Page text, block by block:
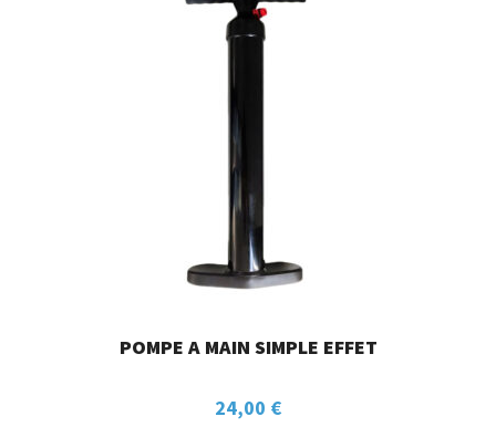
POMPE A MAIN SIMPLE EFFET
24,00 €